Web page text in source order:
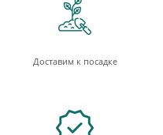
Доставим к посадке